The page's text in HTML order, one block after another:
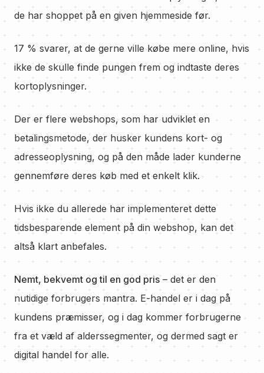
de har shoppet på en given hjemmeside før.
17 % svarer, at de gerne ville købe mere online, hvis
ikke de skulle finde pungen frem og indtaste deres
kortoplysninger.
Der er flere webshops, som har udviklet en
betalingsmetode, der husker kundens kort- og
adresseoplysning, og på den måde lader kunderne
gennemføre deres køb med et enkelt klik.
Hvis ikke du allerede har implementeret dette
tidsbesparende element på din webshop, kan det
altså klart anbefales.
Nemt, bekvemt og til en god pris – det er den
nutidige forbrugers mantra. E-handel er i dag på
kundens præmisser, og i dag kommer forbrugerne
fra et væld af alderssegmenter, og dermed sagt er
digital handel for alle.